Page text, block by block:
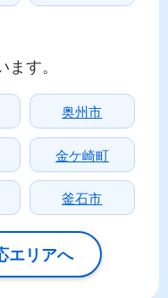
す。
奥州市
金ケ崎町
釜石市
エリアへ